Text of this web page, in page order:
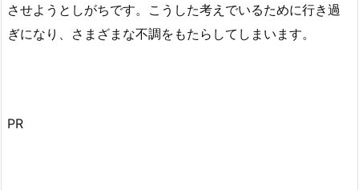
させようとしがちです。こうした考えでいるために行き過
ぎになり、さまざまな不調をもたらしてしまいます。
PR